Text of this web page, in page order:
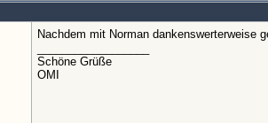
Nachdem mit Norman dankenswerterweise
Schöne Grüße
OMI